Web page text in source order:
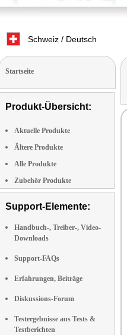
Schweiz / Deutsch
Startseite
Produkt-Übersicht:
Aktuelle Produkte
Ältere Produkte
Alle Produkte
Zubehör Produkte
Support-Elemente:
Handbuch-, Treiber-, Video-
Downloads
Support-FAQs
Erfahrungen, Beiträge
Diskussions-Forum
Testergebnisse aus Tests &
Testberichten